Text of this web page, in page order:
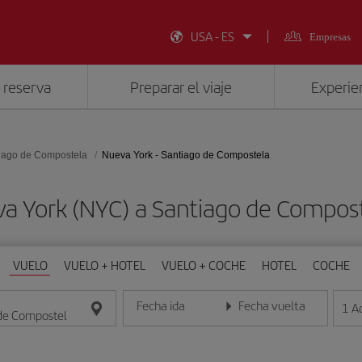
USA - ES Empresas
Preparar el viaje
de Compostela Nueva York - Santiago de Compostela
York (NYC) a Santiago de
VUELO VUELO + HOTEL VUELO + COCHE HOTEL COCHE
Fecha ida
Introduce la fecha en formato día/mes/año
Fecha vuelta
Introduce la fecha en 1